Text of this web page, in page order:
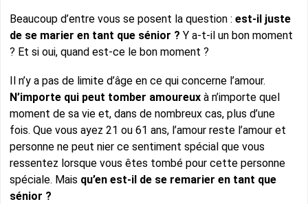
Beaucoup d’entre vous se posent la question : est-il juste
de se marier en tant que sénior ? Y a-t-il un bon moment
? Et si oui, quand est-ce le bon moment ?
Il n’y a pas de limite d’âge en ce qui concerne l’amour.
N’importe qui peut tomber amoureux à n’importe quel
moment de sa vie et, dans de nombreux cas, plus d’une
fois. Que vous ayez 21 ou 61 ans, l’amour reste l’amour et
personne ne peut nier ce sentiment spécial que vous
ressentez lorsque vous êtes tombé pour cette personne
spéciale. Mais qu’en est-il de se remarier en tant que
sénior ?